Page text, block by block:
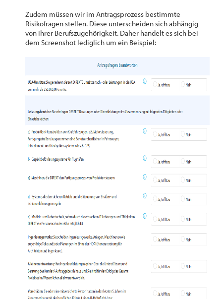
Zudem müssen wir im Antragsprozess bestimmte
Risikofragen stellen. Diese unterscheiden sich abhängig
von Ihrer Berufszugehörigkeit. Daher handelt es sich bei
dem Screenshot lediglich um ein Beispiel: